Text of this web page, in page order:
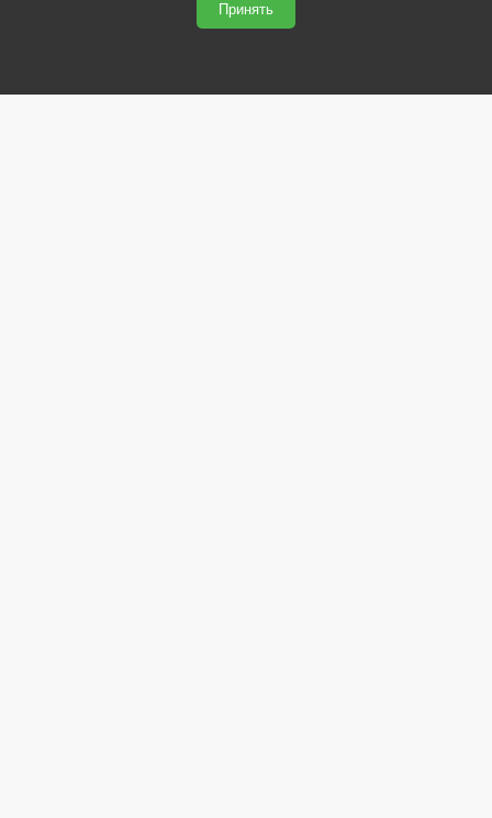
svetled53.ru © 2026
Принять